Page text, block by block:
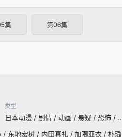
集 第06集
类型
日本动漫 / 剧情 / 动画